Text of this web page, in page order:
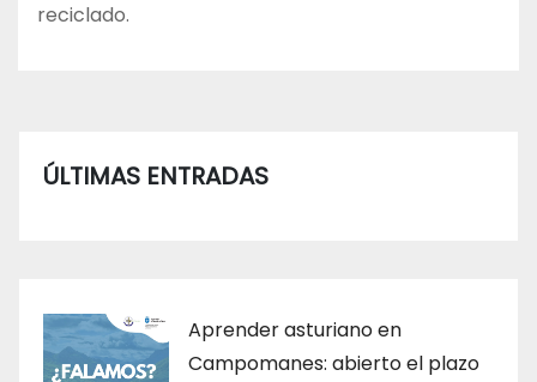
reciclado.
ÚLTIMAS ENTRADAS
Aprender asturiano en
Campomanes: abierto el plazo